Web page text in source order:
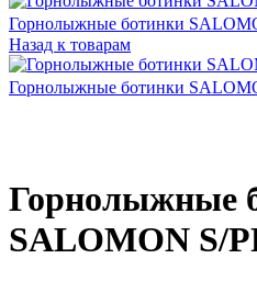
Горнолыжные ботинки
Назад к товарам
Горнолыжные ботинки
Горнолыжные
SALOMON S/